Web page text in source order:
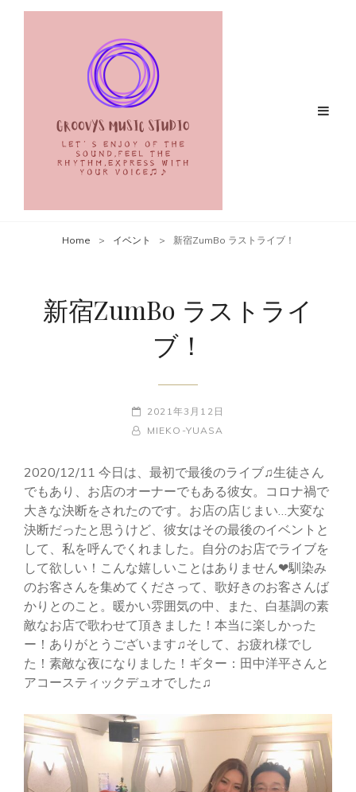
Home > イベント > 新宿ZumBo ラストライブ！
新宿ZumBo ラストライ
ブ！
POSTED-
ON
2021年3月12日
BY
BYLINE
MIEKO-YUASA
2020/12/11 今日は、最初で最後のライブ♫生徒さん
でもあり、お店のオーナーでもある彼女。コロナ禍で
大きな決断をされたのです。お店の店じまい…大変な
決断だったと思うけど、彼女はその最後のイベントと
して、私を呼んでくれました。自分のお店でライブを
して欲しい！こんな嬉しいことはありません❤︎馴染み
のお客さんを集めてくださって、歌好きのお客さんば
かりとのこと。暖かい雰囲気の中、また、白基調の素
敵なお店で歌わせて頂きました！本当に楽しかった
ー！ありがとうございます♫そして、お疲れ様でし
た！素敵な夜になりました！ギター：田中洋平さんと
アコースティックデュオでした♫